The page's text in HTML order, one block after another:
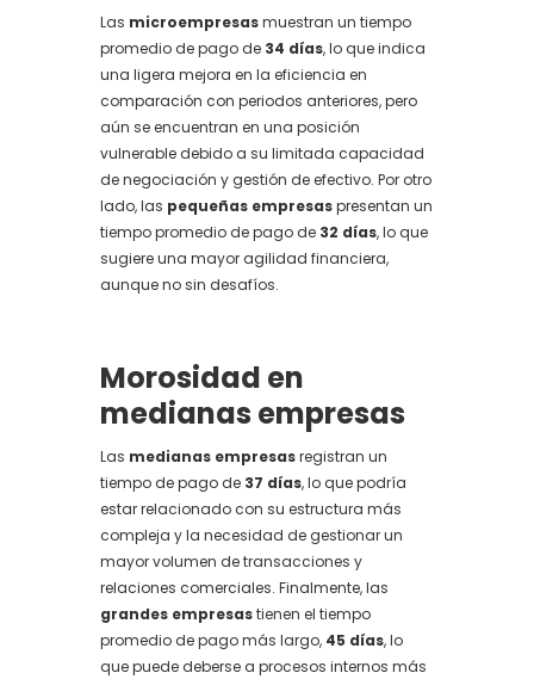
Las microempresasmuestran un tiempo
promedio de pago de 34 días, lo que indica
una ligera mejora en la eficiencia en
comparación con periodos anteriores, pero
aún se encuentran en una posición
vulnerable debido a su limitada capacidad
de negociación y gestión de efectivo. Por otro
lado, las pequeñas empresaspresentan un
tiempo promedio de pago de 32 días, lo que
sugiere una mayor agilidad financiera,
aunque no sin desafíos.
Morosidad en
medianas empresas
Las medianas empresasregistran un
tiempo de pago de 37 días, lo que podría
estar relacionado con su estructura más
compleja y la necesidad de gestionar un
mayor volumen de transacciones y
relaciones comerciales. Finalmente, las
grandes empresastienen el tiempo
promedio de pago más largo, 45 días, lo
que puede deberse a procesos internos más